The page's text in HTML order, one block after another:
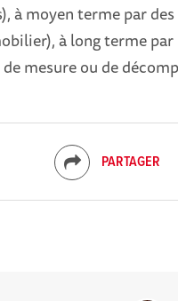
à moyen terme par
à long terme par
mesure ou de
PARTAGER